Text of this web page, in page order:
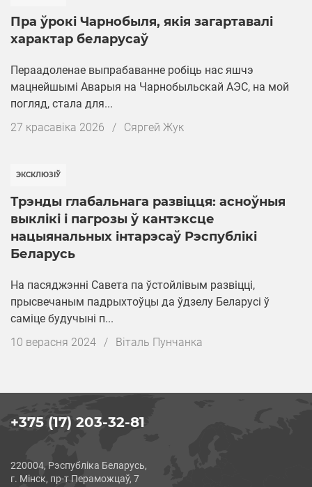
Пра ўрокі Чарнобыля, якія загартавалі
характар ​​беларусаў
Пераадоленае выпрабаванне робіць нас яшчэ
мацнейшымі Аварыя на Чарнобыльскай АЭС, на мой
погляд, стала для...
Дата
27 красавіка 2026 / Cяргей Жук
ЭКСКЛЮЗІЎ
Трэнды глабальнага развіцця: асноўныя
выклікі і пагрозы ў кантэксце
нацыянальных інтарэсаў Рэспублікі
Беларусь
На пасяджэнні Савета па ўстойлівым развіцці,
прысвечаным падрыхтоўцы да ўдзелу Беларусі ў
саміце будучыні п...
Дата
10 верасня 2024 / Вiталь Пунчанка
+375 (17) 203-32-81
220004, Рэспубліка Беларусь,
г. Мінск, пр-т Пераможцаў, 7